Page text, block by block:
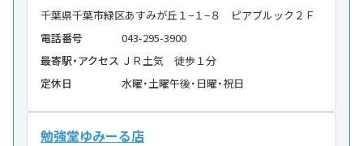
千葉県千葉市緑区あすみが丘１−１−８ ピアブルック２Ｆ
電話番号
043-295-3900
最寄駅・アクセス ＪＲ土気 徒歩１分
定休日
水曜・土曜午後・日曜・祝日
勉強堂ゆみーる店